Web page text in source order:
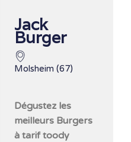
Jack
Burger
Molsheim (67)
Dégustez les
meilleurs Burgers
à tarif toody